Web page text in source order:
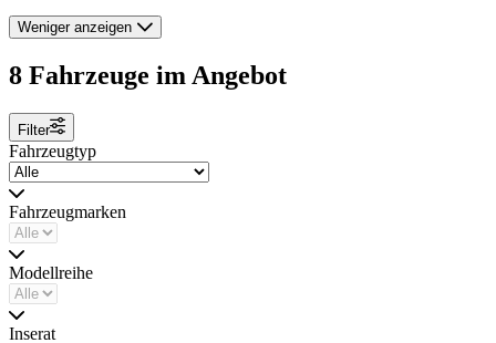
Weniger anzeigen
8 Fahrzeuge im Angebot
Filter
Fahrzeugtyp
Fahrzeugmarken
Modellreihe
Inserat